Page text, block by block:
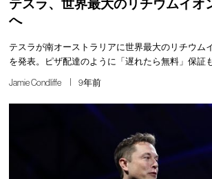
テスラ、世界最大のリチウムイオ
へ
テスラが南オーストラリアに世界最大のリチウム
を発表。ピザ配達のように「遅れたら無料」保証
Jamie Condliffe 9年前